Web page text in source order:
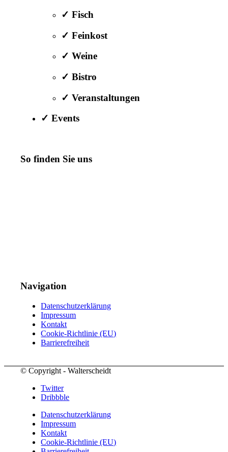
✓ Fisch
✓ Feinkost
✓ Weine
✓ Bistro
✓ Veranstaltungen
✓ Events
So finden Sie uns
Navigation
Datenschutzerklärung
Impressum
Kontakt
Cookie-Richtlinie (EU)
Barrierefreiheit
© Copyright - Walterscheidt
Twitter
Dribbble
Datenschutzerklärung
Impressum
Kontakt
Cookie-Richtlinie (EU)